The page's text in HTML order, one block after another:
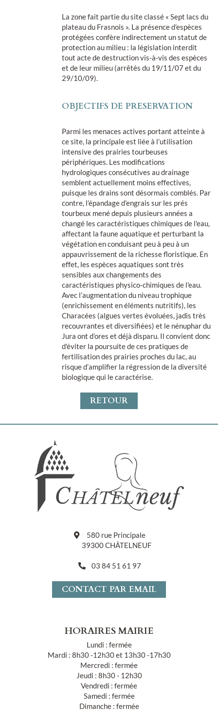
La zone fait partie du site classé « Sept lacs du
plateau du Frasnois ». La présence d’espèces
protégées confère indirectement un statut de
protection au milieu : la législation interdit
tout acte de destruction vis-à-vis des espèces
et de leur milieu (arrêtés du 19/11/07 et du
29/10/09).
OBJECTIFS DE PRESERVATION
Parmi les menaces actives portant atteinte à
ce site, la principale est liée à l’utilisation
intensive des prairies tourbeuses
périphériques. Les modifications
hydrologiques consécutives au drainage
semblent actuellement moins effectives,
puisque les drains sont désormais comblés. Par
contre, l’épandage d’engrais sur les prés
tourbeux mené depuis plusieurs années a
changé les caractéristiques chimiques de l'eau,
affectant la faune aquatique et perturbant la
végétation en conduisant peu à peu à un
appauvrissement de la richesse floristique. En
effet, les espèces aquatiques sont très
sensibles aux changements des
caractéristiques physico-chimiques de l'eau.
Avec l’augmentation du niveau trophique
(enrichissement en éléments nutritifs), les
Characées (algues vertes évoluées, jadis très
recouvrantes et diversifiées) et le nénuphar du
Jura ont d’ores et déjà disparu. Il convient donc
d'éviter la poursuite de ces pratiques de
fertilisation des prairies proches du lac, au
risque d’amplifier la régression de la diversité
biologique qui le caractérise.
RETOUR
580 rue Principale
39300 CHÂTELNEUF
03 84 51 61 97
CONTACT PAR EMAIL
HORAIRES MAIRIE
Lundi : fermée
Mardi : 8h30 -12h30 et 13h30 -17h30
Mercredi : fermée
Jeudi : 8h30 - 12h30
Vendredi : fermée
Samedi : fermée
Dimanche : fermée